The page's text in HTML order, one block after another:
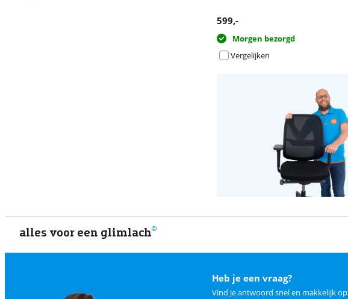
599,-
Morgen bezorgd
Vergelijken
alles voor een glimlach
Heb je een vraag?
Vind je antwoord snel en makkelijk op